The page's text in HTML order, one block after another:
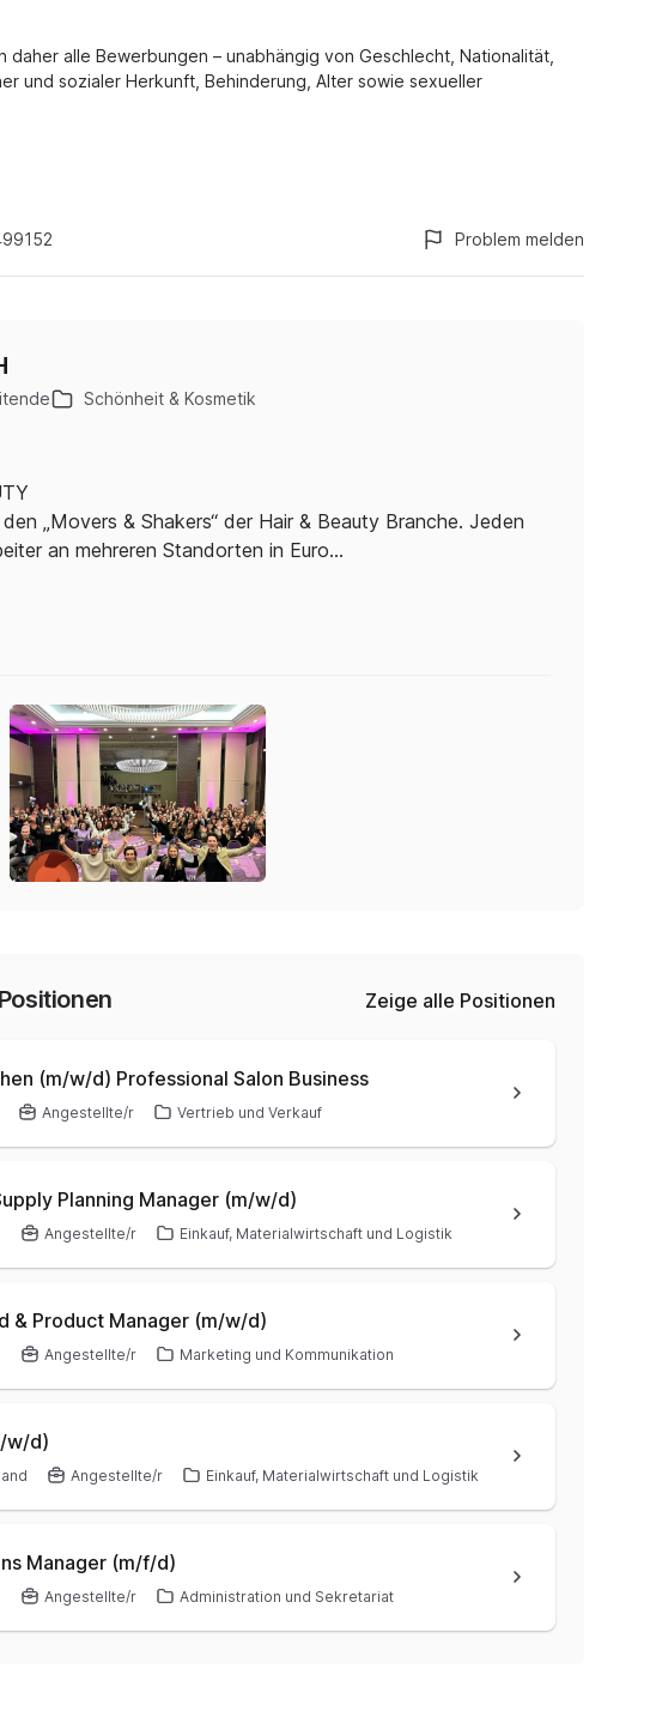
alle Bewerbungen – unabhängig von Geschlecht, Nationalität,
und sozialer Herkunft, Behinderung, Alter sowie sexueller
Problem melden
Schönheit & Kosmetik
„Movers & Shakers“ der Hair & Beauty Branche. Jeden
an mehreren Standorten in Euro…
Zeige alle Positionen
(m/w/d) Professional Salon Business
Angestellte/r Vertrieb und Verkauf
Planning Manager (m/w/d)
Angestellte/r Einkauf, Materialwirtschaft und Logistik
& Product Manager (m/w/d)
Angestellte/r Marketing und Kommunikation
w/d)
Angestellte/r Einkauf, Materialwirtschaft und Logistik
Manager (m/f/d)
Angestellte/r Administration und Sekretariat